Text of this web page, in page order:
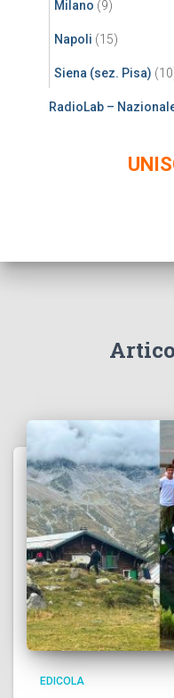
Milano (9)
Napoli (15)
Siena (sez. Pisa)
RadioLab –
EDICOLA